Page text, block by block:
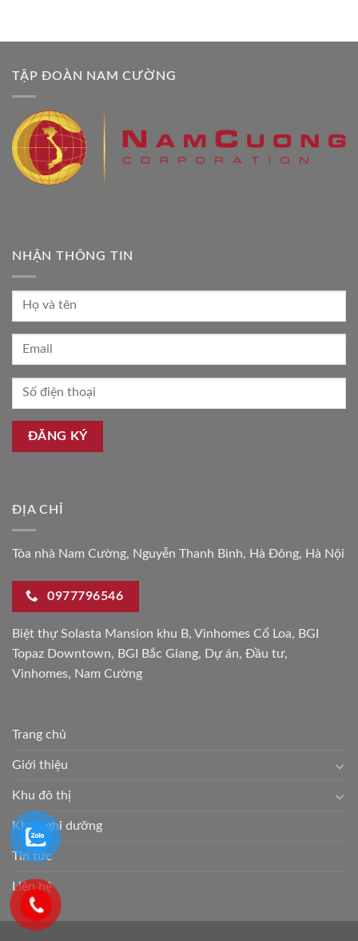
TẬP ĐOÀN NAM CƯỜNG
NHẬN THÔNG TIN
ĐỊA CHỈ
Tòa nhà Nam Cường, Nguyễn Thanh Bình, Hà Đông, Hà Nội
0977796546
Biệt thự Solasta Mansion khu B, Vinhomes Cổ Loa, BGI
Topaz Downtown, BGI Bắc Giang, Dự án, Đầu tư,
Vinhomes, Nam Cường
Trang chủ
Giới thiệu
Khu đô thị
Khu nghỉ dưỡng
Tin tức
Liên hệ